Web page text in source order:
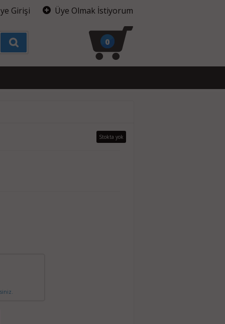
Girişi Üye Olmak İstiyorum
0
Stokta yok